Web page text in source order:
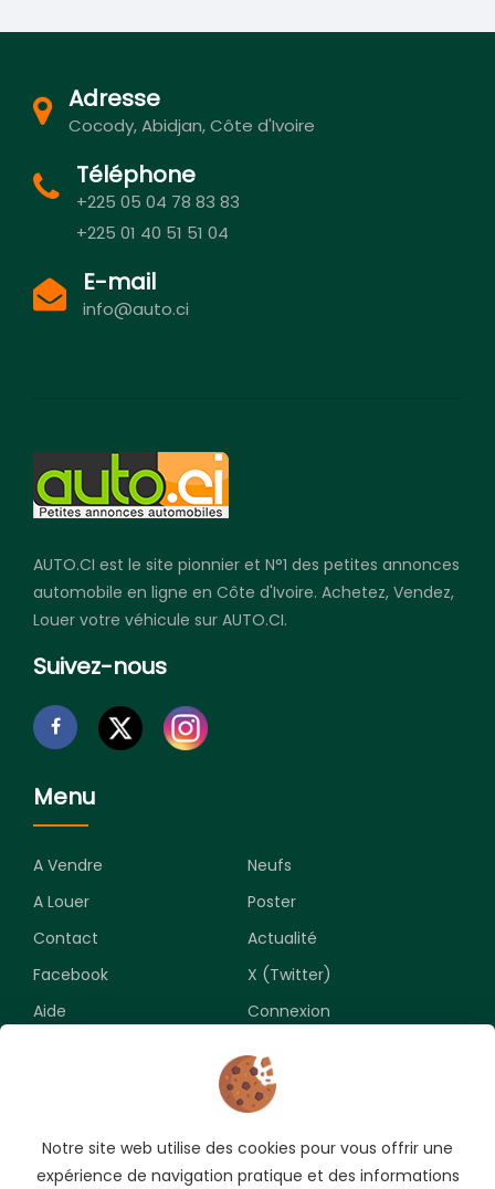
Adresse
Cocody, Abidjan, Côte d'Ivoire
Téléphone
+225 05 04 78 83 83
+225 01 40 51 51 04
E-mail
info@auto.ci
AUTO.CI est le site pionnier et N°1 des petites annonces
automobile en ligne en Côte d'Ivoire. Achetez, Vendez,
Louer votre véhicule sur AUTO.CI.
Suivez-nous
Menu
A Vendre
Neufs
A Louer
Poster
Contact
Actualité
Facebook
X (Twitter)
Aide
Connexion
Souscrivez pour recevoir les meilleures opportunités.
Notre site web utilise des cookies pour vous offrir une
expérience de navigation pratique et des informations